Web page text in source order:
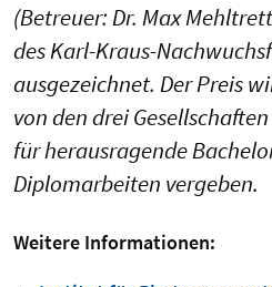
(Betreuer: Dr. Max
des Karl-Kraus-
ausgezeichnet. Der Preis
von den drei Gesellschaften
für herausragende
Diplomarbeiten vergeben.
Weitere Informationen: